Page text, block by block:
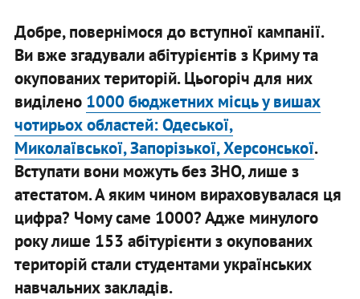
Добре, повернімося до вступної кампанії.
Ви вже згадували абітурієнтів з Криму та
окупованих територій. Цьогоріч для них
виділено 1000 бюджетних місць у вишах
чотирьох областей: Одеської,
Миколаївської, Запорізької, Херсонської.
Вступати вони можуть без ЗНО, лише з
атестатом. А яким чином вираховувалася ця
цифра? Чому саме 1000? Адже минулого
року лише 153 абітурієнти з окупованих
територій стали студентами українських
навчальних закладів.